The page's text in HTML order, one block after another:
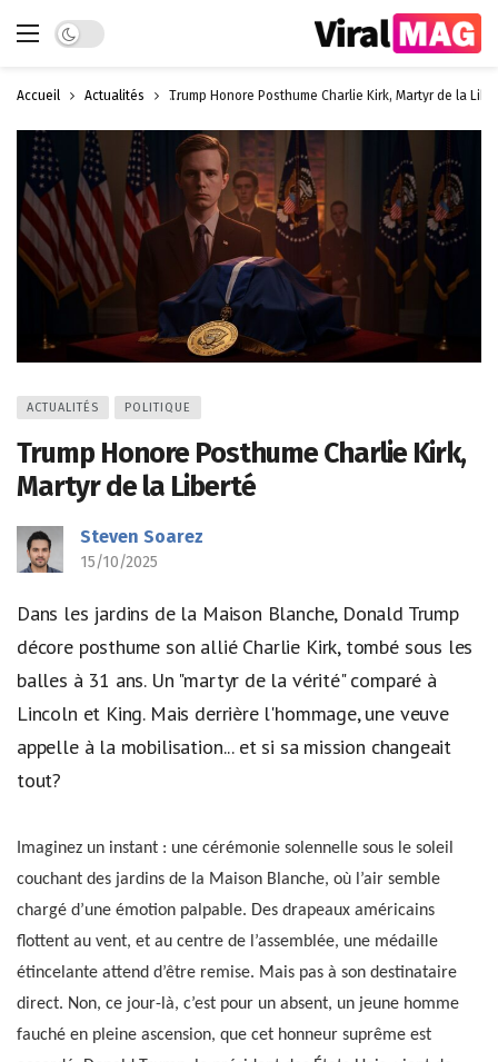
Dark mode
Accueil Actualités Trump Honore Posthume Charlie Kirk, Martyr de la
ACTUALITÉS POLITIQUE
Trump Honore Posthume Charlie Kirk,
Martyr de la Liberté
Steven Soarez
15/10/2025
Dans les jardins de la Maison Blanche, Donald Trump
décore posthume son allié Charlie Kirk, tombé sous les
balles à 31 ans. Un "martyr de la vérité" comparé à
Lincoln et King. Mais derrière l'hommage, une veuve
appelle à la mobilisation... et si sa mission changeait
tout?
Imaginez un instant : une cérémonie solennelle sous le soleil
couchant des jardins de la Maison Blanche, où l’air semble
chargé d’une émotion palpable. Des drapeaux américains
flottent au vent, et au centre de l’assemblée, une médaille
étincelante attend d’être remise. Mais pas à son destinataire
direct. Non, ce jour-là, c’est pour un absent, un jeune homme
fauché en pleine ascension, que cet honneur suprême est